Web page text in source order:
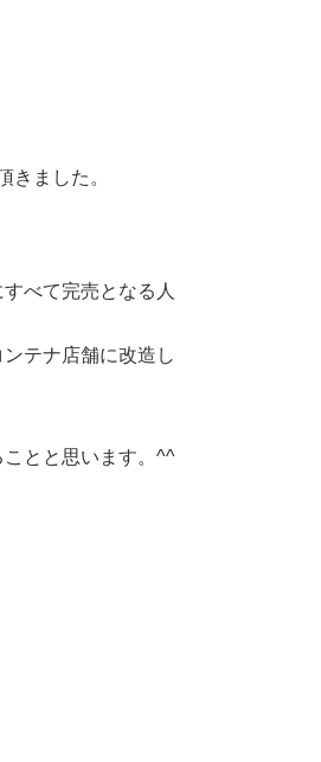
ました。
べて完売となる人
テナ店舗に改造し
とと思います。^^